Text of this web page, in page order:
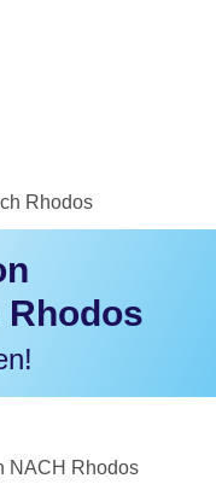
Rhodos
Rhodos
NACH Rhodos